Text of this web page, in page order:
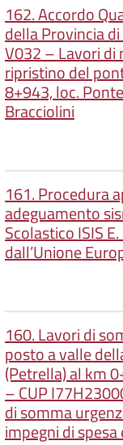
162. Accordo
della Provincia
V032 – Lavori di
ripristino del
8+943, loc.
Bracciolini
161. Procedura
adeguamento
Scolastico ISIS
dall’Unione
160. Lavori di
posto a valle
(Petrella) al km
– CUP
di somma
impegni di